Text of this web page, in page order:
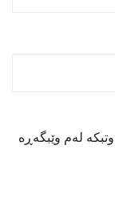
لەم وێبگەڕە